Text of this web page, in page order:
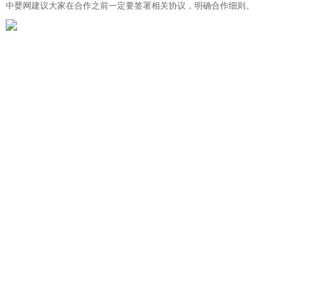
中婴网建议大家在合作之前一定要签署相关协议，明确合作细则。